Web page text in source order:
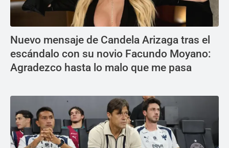
Nuevo mensaje de Candela Arizaga tras el
escándalo con su novio Facundo Moyano:
Agradezco hasta lo malo que me pasa